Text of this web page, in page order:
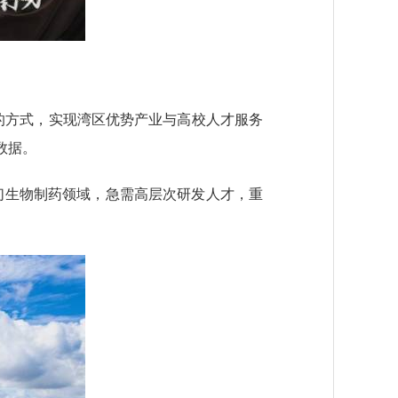
式，实现湾区优势产业与高校人才服务
。
物制药领域，急需高层次研发人才，重